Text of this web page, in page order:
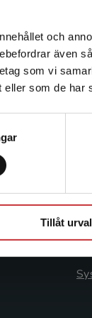
och
även
som vi
som de
Tillåt urval
du besöker
Vi
slutföra ett
vara i Sverige.